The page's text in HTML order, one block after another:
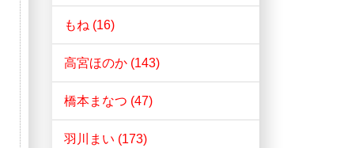
もね (16)
高宮ほのか (143)
橋本まなつ (47)
羽川まい (173)